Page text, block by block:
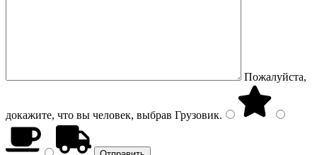
Пожалуйста,
докажите, что вы человек, выбрав Грузовик.